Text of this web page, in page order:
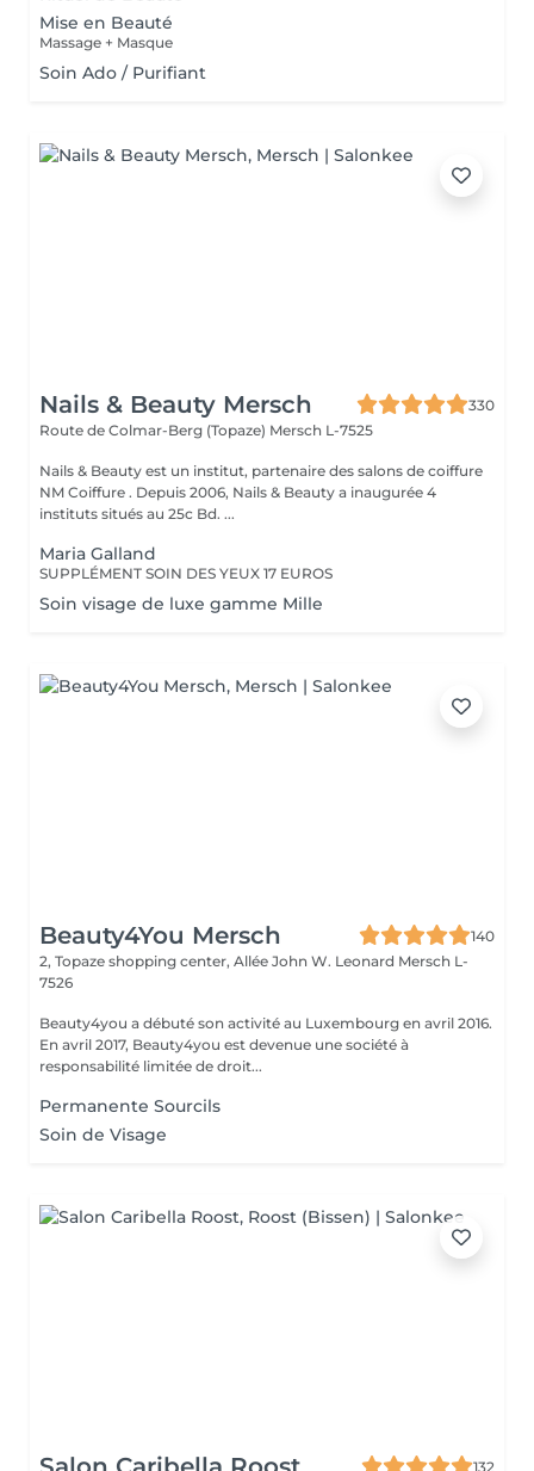
Mise en Beauté
Massage + Masque
Soin Ado / Purifiant
Nails & Beauty Mersch
330
Route de Colmar-Berg (Topaze) Mersch L-7525
Nails & Beauty est un institut, partenaire des salons de coiffure
NM Coiffure . Depuis 2006, Nails & Beauty a inaugurée 4
instituts situés au 25c Bd. ...
Maria Galland
SUPPLÉMENT SOIN DES YEUX 17 EUROS
Soin visage de luxe gamme Mille
Beauty4You Mersch
140
2, Topaze shopping center, Allée John W. Leonard Mersch L-
7526
Beauty4you a débuté son activité au Luxembourg en avril 2016.
En avril 2017, Beauty4you est devenue une société à
responsabilité limitée de droit...
Permanente Sourcils
Soin de Visage
132